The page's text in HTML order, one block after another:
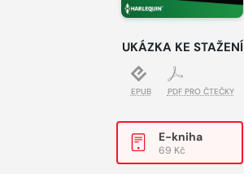
UKÁZKA KE STAŽENÍ
EPUB PDF PRO ČTEČKY
E-kniha
69 Kč